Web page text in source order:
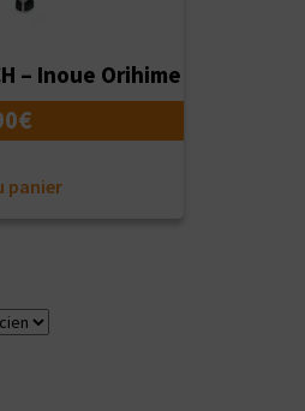
– Inoue Orihime
€
panier